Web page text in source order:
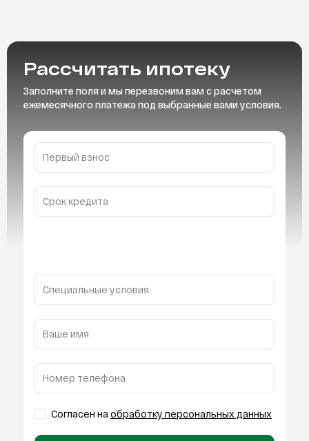
Рассчитать ипотеку
Заполните поля и мы перезвоним вам с расчетом
ежемесячного платежа под выбранные вами условия.
Первый взнос
Срок кредита
Специальные условия
Ваше имя
Номер телефона
Согласен на обработку персональных данных